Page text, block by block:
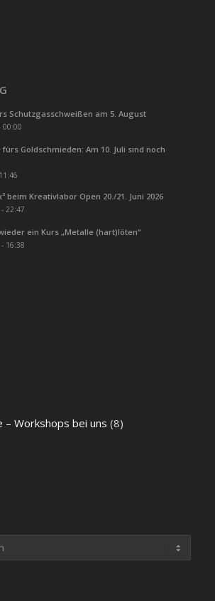
Schutzgasschweißen am 5. August
00:00
Goldschmieden: Am 10. Juli sind noch
beim Kreativlabor Open 20./21. Juni 2026
22:47
ein Kurs „Metalle (hart)löten“
16:38
– Workshops bei uns (8)